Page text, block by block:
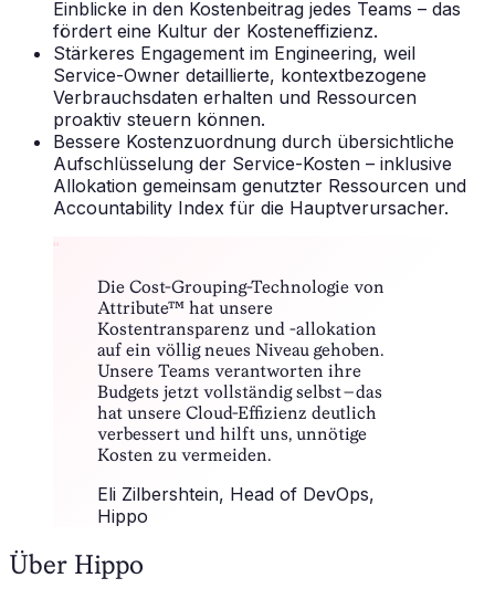
Einblicke in den Kostenbeitrag jedes Teams – das
fördert eine Kultur der Kosteneffizienz.
Stärkeres Engagement im Engineering, weil
Service-Owner detaillierte, kontextbezogene
Verbrauchsdaten erhalten und Ressourcen
proaktiv steuern können.
Bessere Kostenzuordnung durch übersichtliche
Aufschlüsselung der Service-Kosten – inklusive
Allokation gemeinsam genutzter Ressourcen und
Accountability Index für die Hauptverursacher.
“
Die Cost-Grouping-Technologie von
Attribute™ hat unsere
Kostentransparenz und -allokation
auf ein völlig neues Niveau gehoben.
Unsere Teams verantworten ihre
Budgets jetzt vollständig selbst – das
hat unsere Cloud-Effizienz deutlich
verbessert und hilft uns, unnötige
Kosten zu vermeiden.
Eli Zilbershtein, Head of DevOps,
Hippo
Über Hippo